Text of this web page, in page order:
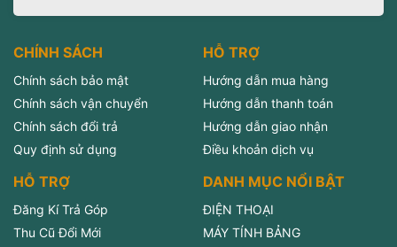
CHÍNH SÁCH
Chính sách bảo mật
Chính sách vận chuyển
Chính sách đổi trả
Quy định sử dụng
HỖ TRỢ
Hướng dẫn mua hàng
Hướng dẫn thanh toán
Hướng dẫn giao nhận
Điều khoản dịch vụ
HỖ TRỢ
Đăng Kí Trả Góp
Thu Cũ Đổi Mới
DANH MỤC NỔI BẬT
ĐIỆN THOẠI
MÁY TÍNH BẢNG